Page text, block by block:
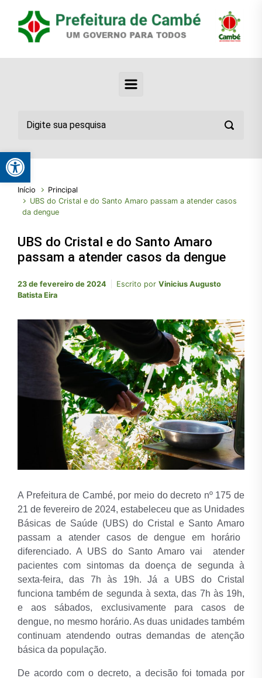
Início
Principal
UBS do Cristal e do Santo Amaro passam a atender casos
da dengue
UBS do Cristal e do Santo Amaro
passam a atender casos da dengue
23 de fevereiro de 2024 Escrito por Vinicius Augusto
Batista Eira
A Prefeitura de Cambé, por meio do decreto nº 175 de
21 de fevereiro de 2024, estabeleceu que as Unidades
Básicas de Saúde (UBS) do Cristal e Santo Amaro
passam a atender casos de dengue em horário
diferenciado. A UBS do Santo Amaro vai atender
pacientes com sintomas da doença de segunda à
sexta-feira, das 7h às 19h. Já a UBS do Cristal
funciona também de segunda à sexta, das 7h às 19h,
e aos sábados, exclusivamente para casos de
dengue, no mesmo horário. As duas unidades também
continuam atendendo outras demandas de atenção
básica da população.
De acordo com o decreto, a decisão foi tomada por
Abrir a barra de ferramentas